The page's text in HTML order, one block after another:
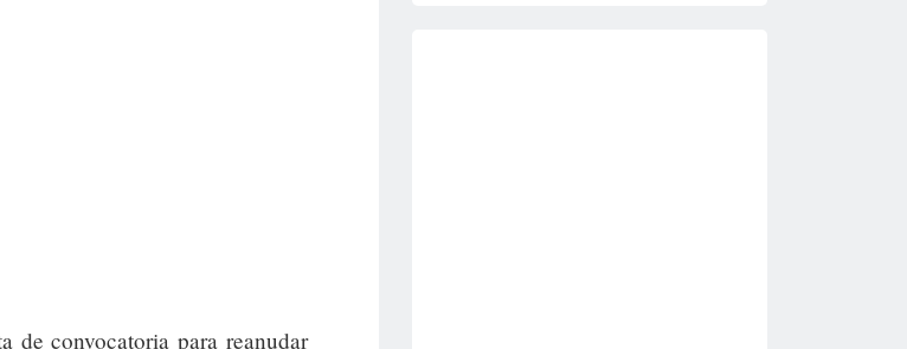
de convocatoria para reanudar